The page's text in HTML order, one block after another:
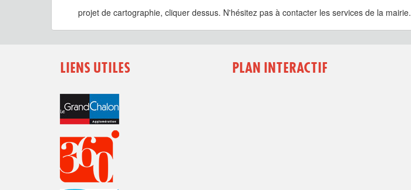
projet de cartographie, cliquer dessus. N'hésitez pas à contacter les services de la mairie.
LIENS UTILES PLAN INTERACTIF